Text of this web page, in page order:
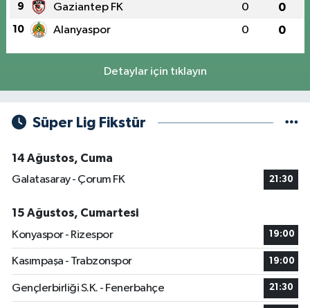
9 Gaziantep FK 0 0
10 Alanyaspor 0 0
Detaylar için tıklayın
Süper Lig Fikstür
14 Ağustos, Cuma
Galatasaray - Çorum FK
21:30
15 Ağustos, Cumartesi
Konyaspor - Rizespor
19:00
Kasımpaşa - Trabzonspor 19:00
Gençlerbirliği S.K. - Fenerbahçe 21:30